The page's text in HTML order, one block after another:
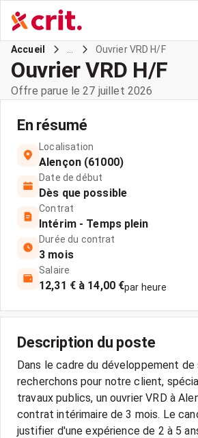
Accueil Ouvrier VRD H/F
Ouvrier VRD H/F
Offre parue le 27 juillet 2026
En résumé
Localisation
Alençon (61000)
Date de début
Dès que possible
Contrat
Intérim - Temps plein
Durée du contrat
3 mois
Salaire
12,31 € à 14,00 €par heure
Description du poste
Dans le cadre du développement
recherchons pour notre client,
travaux publics, un ouvrier VRD à
contrat intérimaire de 3 mois. Le
justifier d'une expérience de 2 à 5